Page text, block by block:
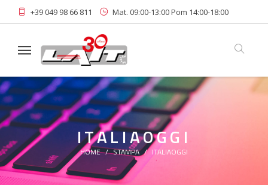
+39 049 98 66 811 Mat. 09:00-13:00 Pom 14:00-18:00
Area Riservata
ITALIAOGGI
HOME STAMPA ITALIAOGGI